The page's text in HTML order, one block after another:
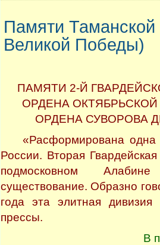
Памяти Таманской
Великой Победы)
ПАМЯТИ 2-Й
ОРДЕНА
ОРДЕНА СУВОРОВА
«Расформирована одна
России. Вторая
подмосковном
существование. Образно
года эта элитная
прессы.
В